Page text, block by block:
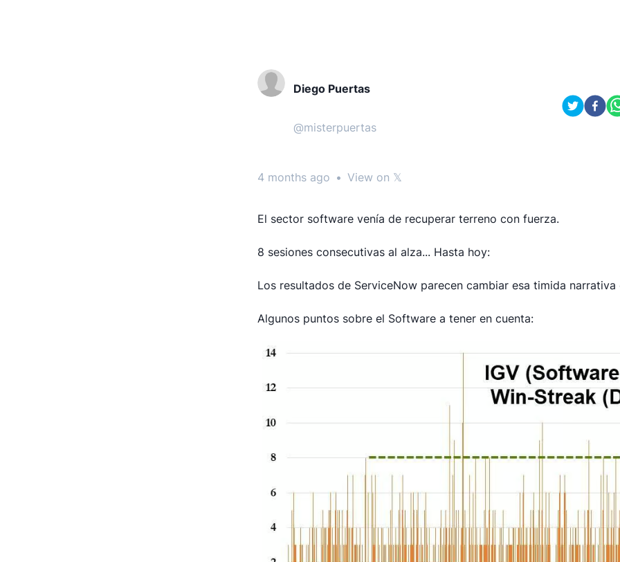
Diego Puertas
@misterpuertas
4 months ago • View on 𝕏
El sector software venía de recuperar terreno con fuerza.
8 sesiones consecutivas al alza... Hasta hoy:
Los resultados de ServiceNow parecen cambiar esa timida
Algunos puntos sobre el Software a tener en cuenta: